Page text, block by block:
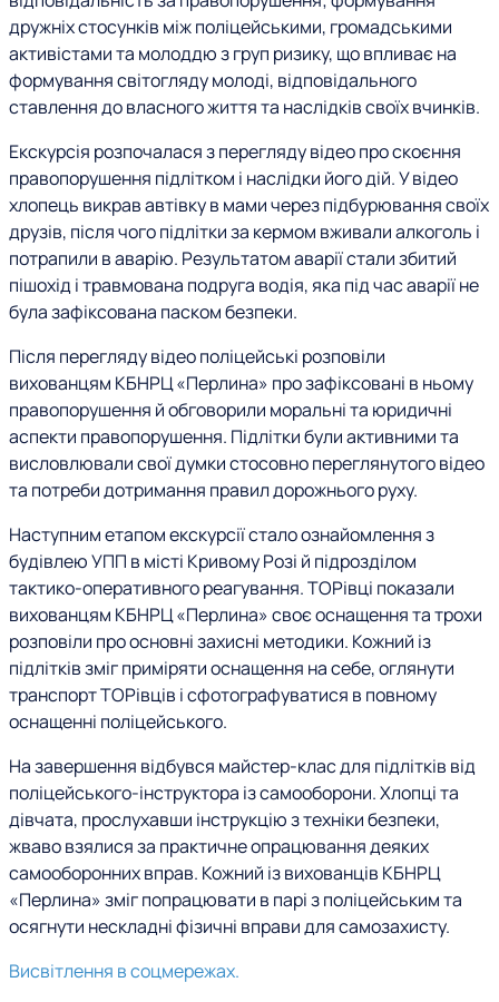
дружніх стосунків між поліцейськими, громадськими
активістами та молоддю з груп ризику, що впливає на
формування світогляду молоді, відповідального
ставлення до власного життя та наслідків своїх вчинків.
Екскурсія розпочалася з перегляду відео про скоєння
правопорушення підлітком і наслідки його дій. У відео
хлопець викрав автівку в мами через підбурювання своїх
друзів, після чого підлітки за кермом вживали алкоголь і
потрапили в аварію. Результатом аварії стали збитий
пішохід і травмована подруга водія, яка під час аварії не
була зафіксована паском безпеки.
Після перегляду відео поліцейські розповіли
вихованцям КБНРЦ «Перлина» про зафіксовані в ньому
правопорушення й обговорили моральні та юридичні
аспекти правопорушення. Підлітки були активними та
висловлювали свої думки стосовно переглянутого відео
та потреби дотримання правил дорожнього руху.
Наступним етапом екскурсії стало ознайомлення з
будівлею УПП в місті Кривому Розі й підрозділом
тактико-оперативного реагування. ТОРівці показали
вихованцям КБНРЦ «Перлина» своє оснащення та трохи
розповіли про основні захисні методики. Кожний із
підлітків зміг приміряти оснащення на себе, оглянути
транспорт ТОРівців і сфотографуватися в повному
оснащенні поліцейського.
На завершення відбувся майстер-клас для підлітків від
поліцейського-інструктора із самооборони. Хлопці та
дівчата, прослухавши інструкцію з техніки безпеки,
жваво взялися за практичне опрацювання деяких
самооборонних вправ. Кожний із вихованців КБНРЦ
«Перлина» зміг попрацювати в парі з поліцейським та
осягнути нескладні фізичні вправи для самозахисту.
Висвітлення в соцмережах.